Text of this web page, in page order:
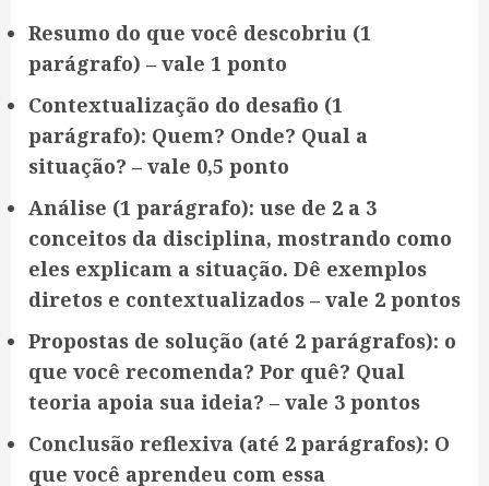
Resumo do que você descobriu (1
parágrafo) – vale 1 ponto
Contextualização do desafio (1
parágrafo): Quem? Onde? Qual a
situação? – vale 0,5 ponto
Análise (1 parágrafo): use de 2 a 3
conceitos da disciplina, mostrando como
eles explicam a situação. Dê exemplos
diretos e contextualizados – vale 2 pontos
Propostas de solução (até 2 parágrafos): o
que você recomenda? Por quê? Qual
teoria apoia sua ideia? – vale 3 pontos
Conclusão reflexiva (até 2 parágrafos): O
que você aprendeu com essa